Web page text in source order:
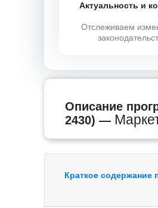
Актуальность и
Отслеживаем
Описание
2430) —
Краткое содержание